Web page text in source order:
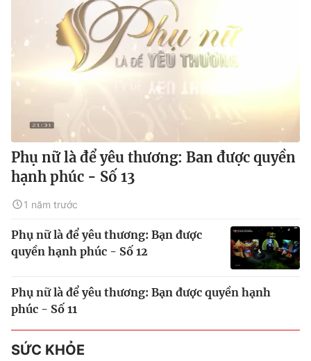
Phụ nữ là để yêu thương: Ban được quyền
hạnh phúc - Số 13
1 năm trước
Phụ nữ là để yêu thương: Bạn được
quyền hạnh phúc - Số 12
Phụ nữ là để yêu thương: Bạn được quyền hạnh
phúc - Số 11
SỨC KHỎE